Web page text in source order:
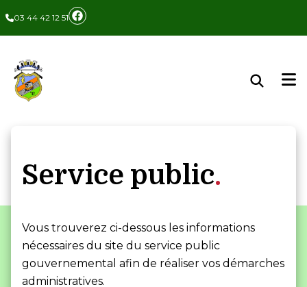
03 44 42 12 51
Service public
Vous trouverez ci-dessous les informations
nécessaires du site du service public
gouvernemental afin de réaliser vos démarches
administratives.
Panneau de gestion des cookies